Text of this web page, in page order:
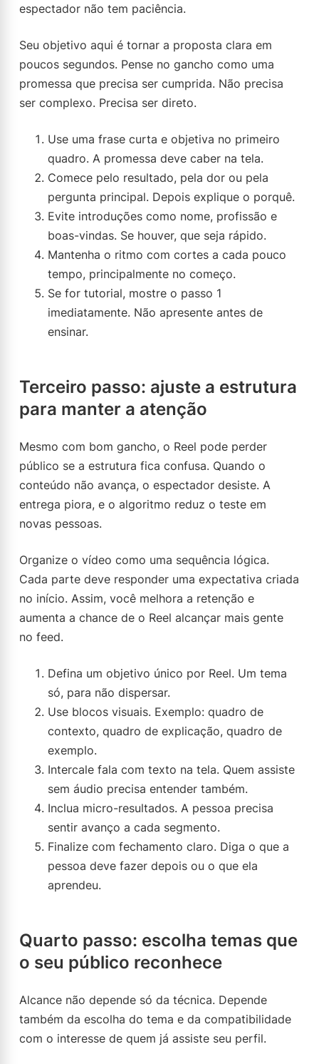
espectador não tem paciência.
Seu objetivo aqui é tornar a proposta clara em
poucos segundos. Pense no gancho como uma
promessa que precisa ser cumprida. Não precisa
ser complexo. Precisa ser direto.
Use uma frase curta e objetiva no primeiro
quadro. A promessa deve caber na tela.
Comece pelo resultado, pela dor ou pela
pergunta principal. Depois explique o porquê.
Evite introduções como nome, profissão e
boas-vindas. Se houver, que seja rápido.
Mantenha o ritmo com cortes a cada pouco
tempo, principalmente no começo.
Se for tutorial, mostre o passo 1
imediatamente. Não apresente antes de
ensinar.
Terceiro passo: ajuste a estrutura
para manter a atenção
Mesmo com bom gancho, o Reel pode perder
público se a estrutura fica confusa. Quando o
conteúdo não avança, o espectador desiste. A
entrega piora, e o algoritmo reduz o teste em
novas pessoas.
Organize o vídeo como uma sequência lógica.
Cada parte deve responder uma expectativa criada
no início. Assim, você melhora a retenção e
aumenta a chance de o Reel alcançar mais gente
no feed.
Defina um objetivo único por Reel. Um tema
só, para não dispersar.
Use blocos visuais. Exemplo: quadro de
contexto, quadro de explicação, quadro de
exemplo.
Intercale fala com texto na tela. Quem assiste
sem áudio precisa entender também.
Inclua micro-resultados. A pessoa precisa
sentir avanço a cada segmento.
Finalize com fechamento claro. Diga o que a
pessoa deve fazer depois ou o que ela
aprendeu.
Quarto passo: escolha temas que
o seu público reconhece
Alcance não depende só da técnica. Depende
também da escolha do tema e da compatibilidade
com o interesse de quem já assiste seu perfil.